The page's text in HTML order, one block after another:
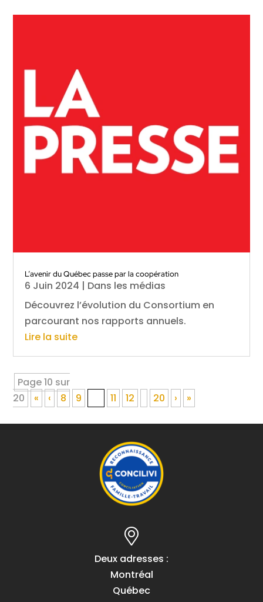
L’avenir du Québec passe par la coopération
6 Juin 2024 | Dans les médias
Découvrez l’évolution du Consortium en
parcourant nos rapports annuels.
Lire la suite
Page 10 sur
20
« ‹ 8 9 11 12 20 › »
Deux adresses :
Montréal
Québec